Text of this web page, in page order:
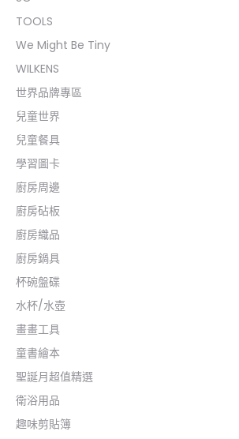
TOOLS
We Might Be Tiny
WILKENS
世界品牌專區
兒童世界
兒童餐具
學習圖卡
廚房周邊
廚房砧板
廚房織品
廚房鍋具
杯碗盤碟
水杯/水壺
畫畫工具
童書繪本
聖誕月超值精選
衛浴用品
趣味剪貼簿